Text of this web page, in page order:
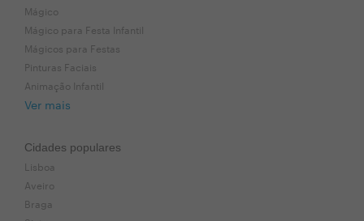
Mágico
Mágico para Festa Infantil
Mágicos para Festas
Pinturas Faciais
Animação Infantil
Ver mais
Cidades populares
Lisboa
Aveiro
Braga